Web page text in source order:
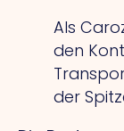
Als
den
der